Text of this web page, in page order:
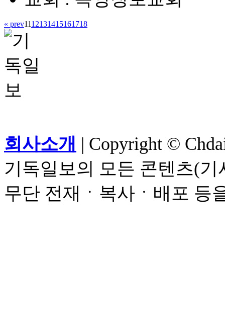
« prev1112131415161718
회사소개 | Copyright ©
기독일보의 모든 콘텐츠(
무단 전재ㆍ복사ㆍ배포 등